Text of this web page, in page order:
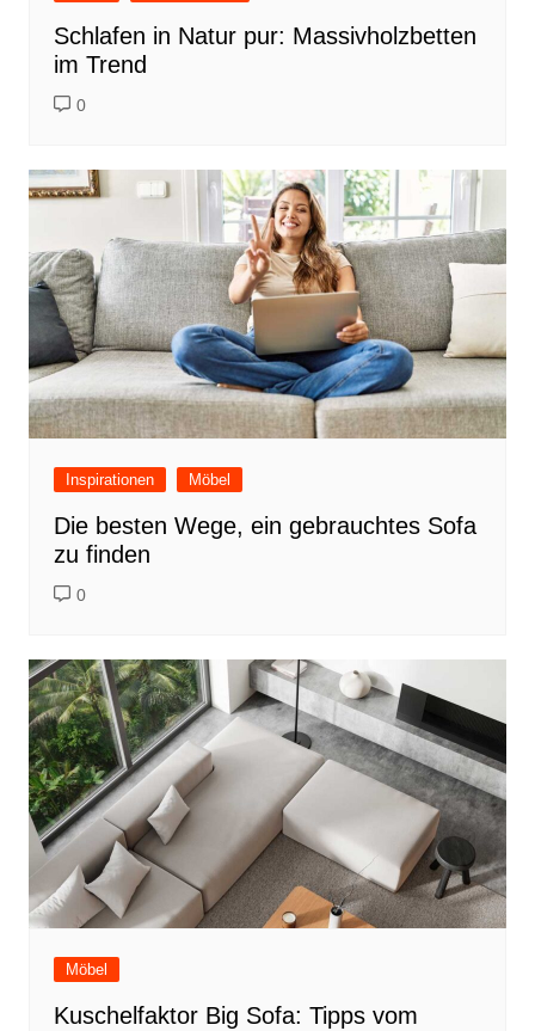
Schlafen in Natur pur: Massivholzbetten
im Trend
0
Inspirationen Möbel
Die besten Wege, ein gebrauchtes Sofa
zu finden
0
Möbel
Kuschelfaktor Big Sofa: Tipps vom